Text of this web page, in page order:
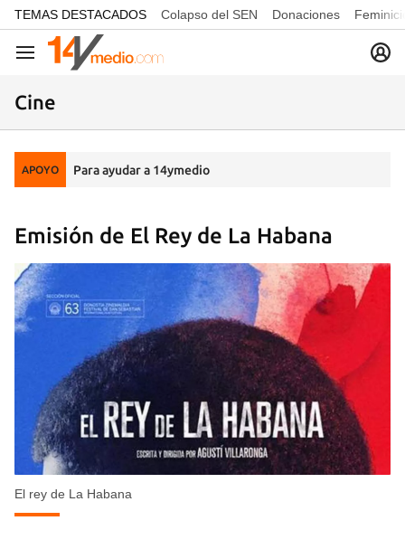
common.go-to-content
TEMAS DESTACADOS Colapso del SEN Donaciones
Navegación
Cine
APOYO Para ayudar a 14ymedio
Emisión de El Rey de La Habana
El rey de La Habana